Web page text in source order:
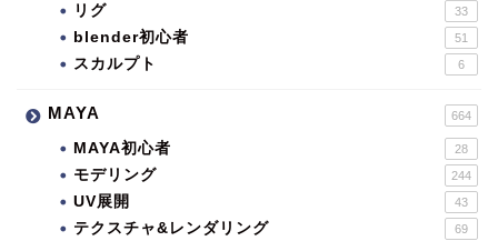
リグ 33
blender初心者 51
スカルプト 6
MAYA 664
MAYA初心者 28
モデリング 244
UV展開 43
テクスチャ&レンダリング 69